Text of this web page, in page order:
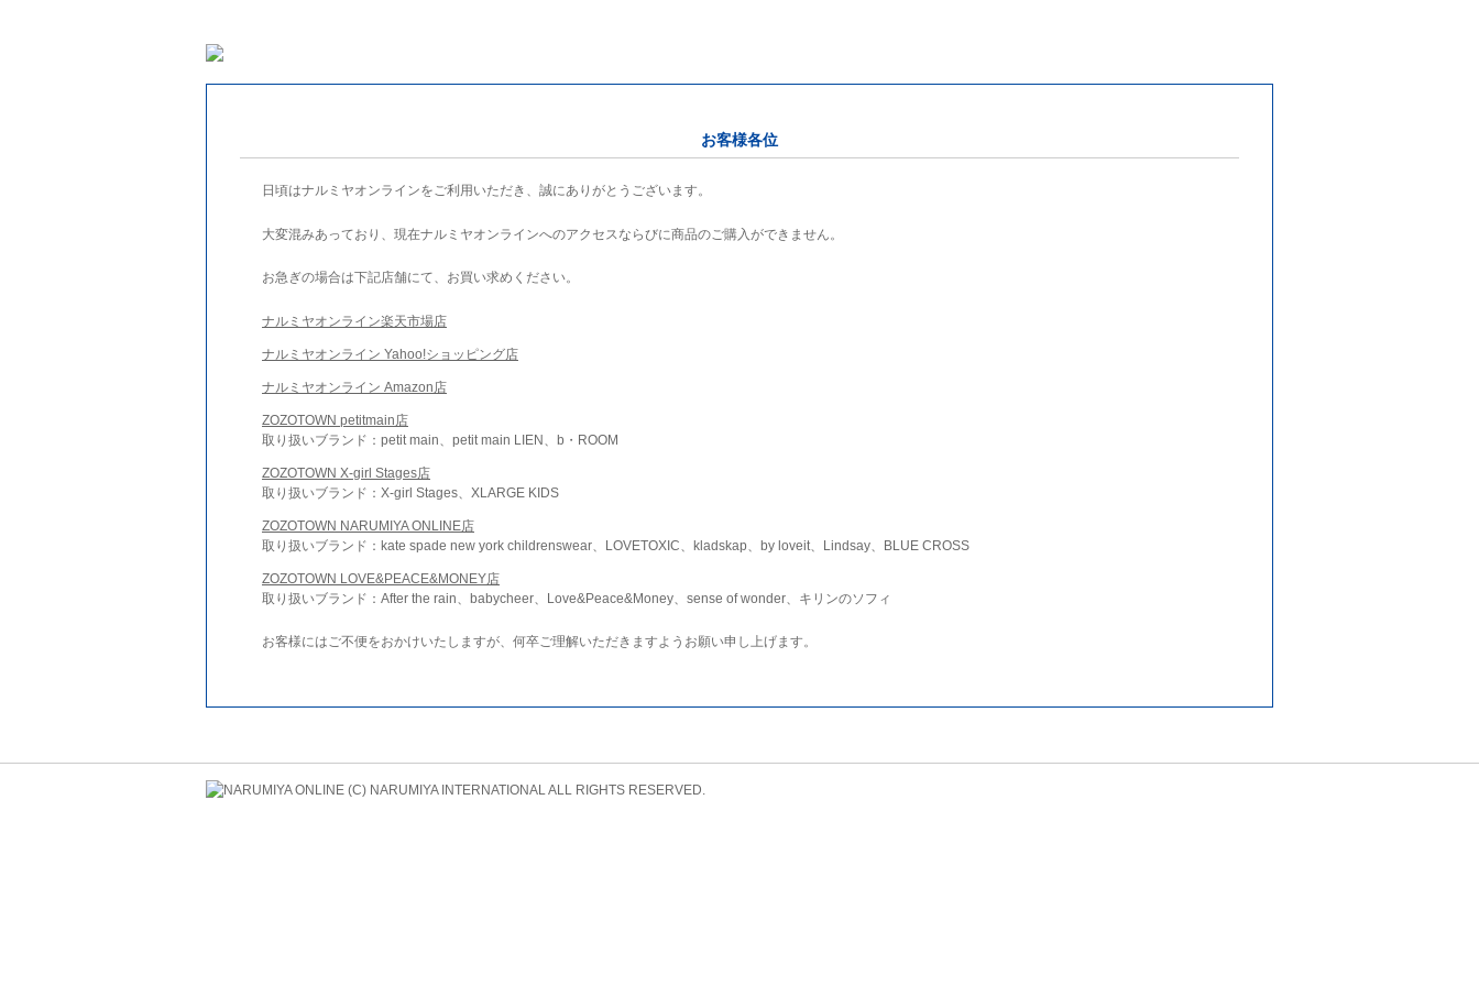
お客様各位
日頃はナルミヤオンラインをご利用いただき、誠にありがとうございます。
大変混みあっており、現在ナルミヤオンラインへのアクセスならびに商品のご購入ができません。
お急ぎの場合は下記店舗にて、お買い求めください。
ナルミヤオンライン楽天市場店
ナルミヤオンライン Yahoo!ショッピング店
ナルミヤオンライン Amazon店
ZOZOTOWN petitmain店
取り扱いブランド：petit main、petit main LIEN、b・ROOM
ZOZOTOWN X-girl Stages店
取り扱いブランド：X-girl Stages、XLARGE KIDS
ZOZOTOWN NARUMIYA ONLINE店
取り扱いブランド：kate spade new york childrenswear、LOVETOXIC、kladskap、by loveit、Lindsay、BLUE CROSS
ZOZOTOWN LOVE&PEACE&MONEY店
取り扱いブランド：After the rain、babycheer、Love&Peace&Money、sense of wonder、キリンのソフィ
お客様にはご不便をおかけいたしますが、何卒ご理解いただきますようお願い申し上げます。